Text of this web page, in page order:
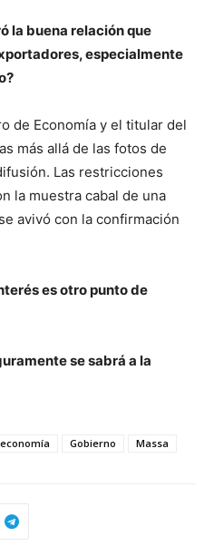
la buena relación que
especialmente
de Economía y el titular del
más allá de las fotos de
Las restricciones
la muestra cabal de una
avivó con la confirmación
es otro punto de
se sabrá a la
economía Gobierno Massa